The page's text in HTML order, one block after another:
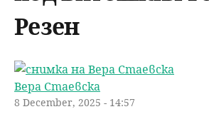
н
ю
ъ
р
с
u
Резен
Вера Стаевска
8 December, 2025 - 14:57